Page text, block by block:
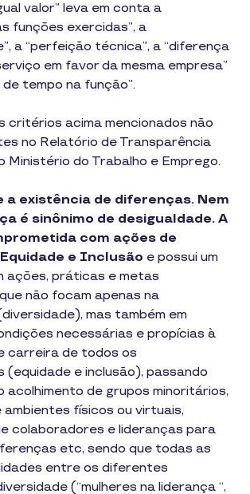
valor” leva em conta a
funções exercidas”, a
a “perfeição técnica”, a “diferença
em favor da mesma empresa”
tempo na função”.
critérios acima mencionados não
no Relatório de Transparência
Ministério do Trabalho e Emprego.
a existência de diferenças. Nem
é sinônimo de desigualdade. A
com ações de
e Inclusão e possui um
ações, práticas e metas
não focam apenas na
mas também em
necessárias e propícias à
carreira de todos os
(equidade e inclusão), passando
acolhimento de grupos minoritários,
físicos ou virtuais,
colaboradores e lideranças para
etc, sendo que todas as
entre os diferentes
(“mulheres na liderança “,